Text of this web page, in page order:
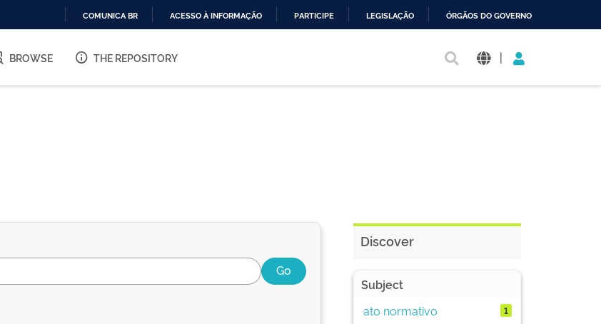
O
COMUNICA BR ACESSO À INFORMAÇÃO PARTICIPE LEGISLAÇÃO ÓRGÃOS DO GOVERNO
BROWSE THE REPOSITORY |
Discover
Subject
ato normativo
1